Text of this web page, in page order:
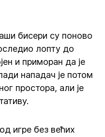
бисери су поново
лопту до
и приморан да је
нападач је потом
простора, али је
игре без већих